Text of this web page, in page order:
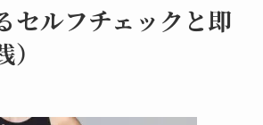
セルフチェックと即